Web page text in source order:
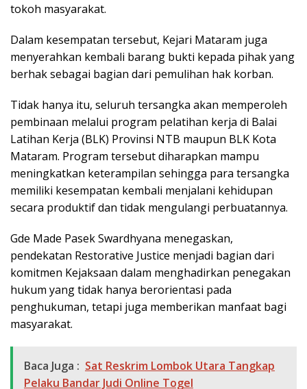
tokoh masyarakat.
Dalam kesempatan tersebut, Kejari Mataram juga
menyerahkan kembali barang bukti kepada pihak yang
berhak sebagai bagian dari pemulihan hak korban.
Tidak hanya itu, seluruh tersangka akan memperoleh
pembinaan melalui program pelatihan kerja di Balai
Latihan Kerja (BLK) Provinsi NTB maupun BLK Kota
Mataram. Program tersebut diharapkan mampu
meningkatkan keterampilan sehingga para tersangka
memiliki kesempatan kembali menjalani kehidupan
secara produktif dan tidak mengulangi perbuatannya.
Gde Made Pasek Swardhyana menegaskan,
pendekatan Restorative Justice menjadi bagian dari
komitmen Kejaksaan dalam menghadirkan penegakan
hukum yang tidak hanya berorientasi pada
penghukuman, tetapi juga memberikan manfaat bagi
masyarakat.
Baca Juga : Sat Reskrim Lombok Utara Tangkap
Pelaku Bandar Judi Online Togel